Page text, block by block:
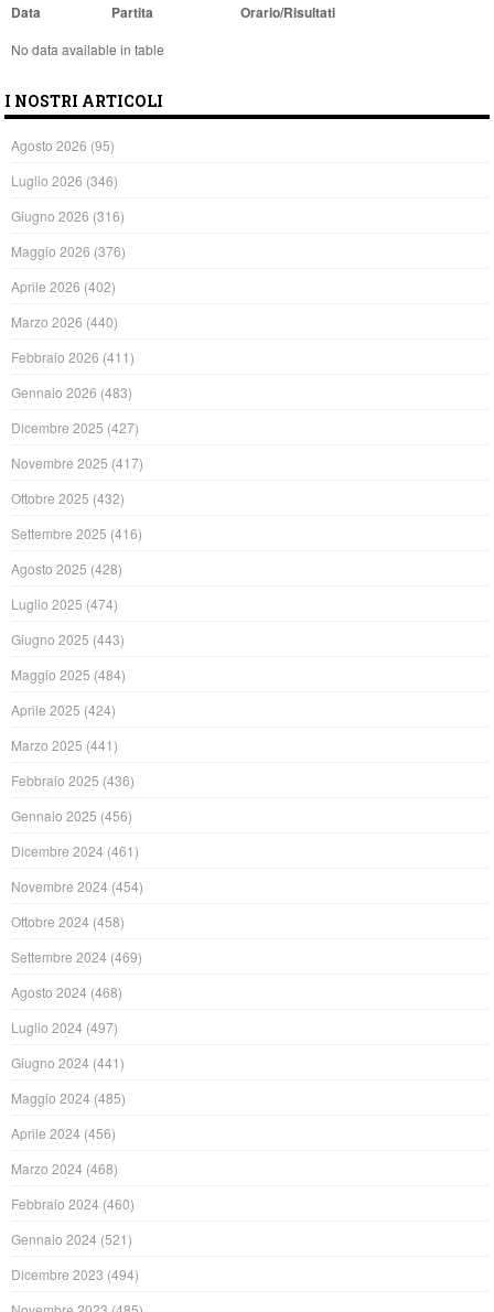
Data Partita Orario/Risultati
No data available in table
I NOSTRI ARTICOLI
Agosto 2026 (95)
Luglio 2026 (346)
Giugno 2026 (316)
Maggio 2026 (376)
Aprile 2026 (402)
Marzo 2026 (440)
Febbraio 2026 (411)
Gennaio 2026 (483)
Dicembre 2025 (427)
Novembre 2025 (417)
Ottobre 2025 (432)
Settembre 2025 (416)
Agosto 2025 (428)
Luglio 2025 (474)
Giugno 2025 (443)
Maggio 2025 (484)
Aprile 2025 (424)
Marzo 2025 (441)
Febbraio 2025 (436)
Gennaio 2025 (456)
Dicembre 2024 (461)
Novembre 2024 (454)
Ottobre 2024 (458)
Settembre 2024 (469)
Agosto 2024 (468)
Luglio 2024 (497)
Giugno 2024 (441)
Maggio 2024 (485)
Aprile 2024 (456)
Marzo 2024 (468)
Febbraio 2024 (460)
Gennaio 2024 (521)
Dicembre 2023 (494)